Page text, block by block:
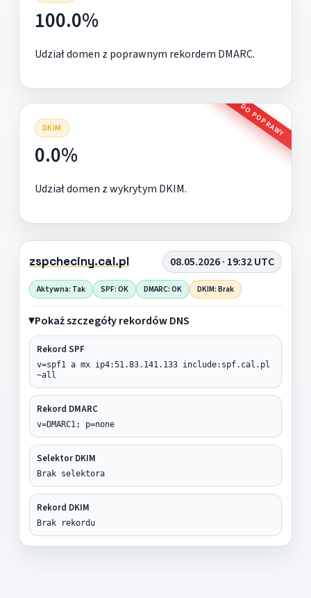
100.0%
Udział domen z poprawnym rekordem DMARC.
DKIM DO POPRAWY
0.0%
Udział domen z wykrytym DKIM.
zspcheciny.cal.pl 08.05.2026 · 19:32 UTC
Aktywna: Tak SPF: OK DMARC: OK DKIM: Brak
Pokaż szczegóły rekordów DNS
Rekord SPF
v=spf1 a mx ip4:51.83.141.133 include:spf.cal.pl
~all
Rekord DMARC
v=DMARC1; p=none
Selektor DKIM
Brak selektora
Rekord DKIM
Brak rekordu